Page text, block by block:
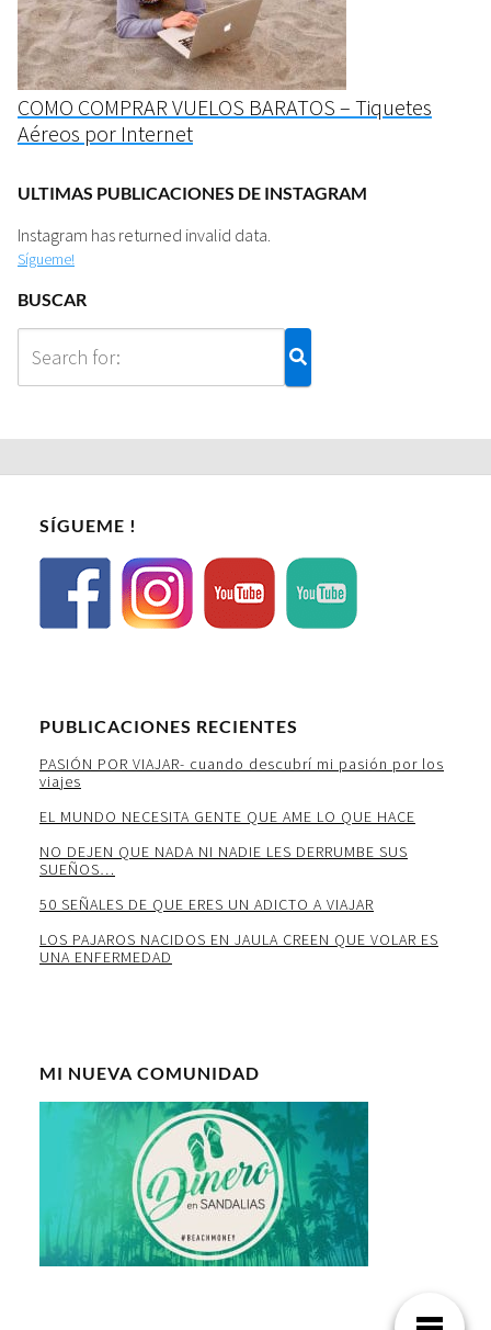
COMO COMPRAR VUELOS BARATOS – Tiquetes
Aéreos por Internet
ULTIMAS PUBLICACIONES DE INSTAGRAM
Instagram has returned invalid data.
Sígueme!
BUSCAR
SÍGUEME !
PUBLICACIONES RECIENTES
PASIÓN POR VIAJAR- cuando descubrí mi pasión por los
viajes
EL MUNDO NECESITA GENTE QUE AME LO QUE HACE
NO DEJEN QUE NADA NI NADIE LES DERRUMBE SUS
SUEÑOS…
50 SEÑALES DE QUE ERES UN ADICTO A VIAJAR
LOS PAJAROS NACIDOS EN JAULA CREEN QUE VOLAR ES
UNA ENFERMEDAD
MI NUEVA COMUNIDAD